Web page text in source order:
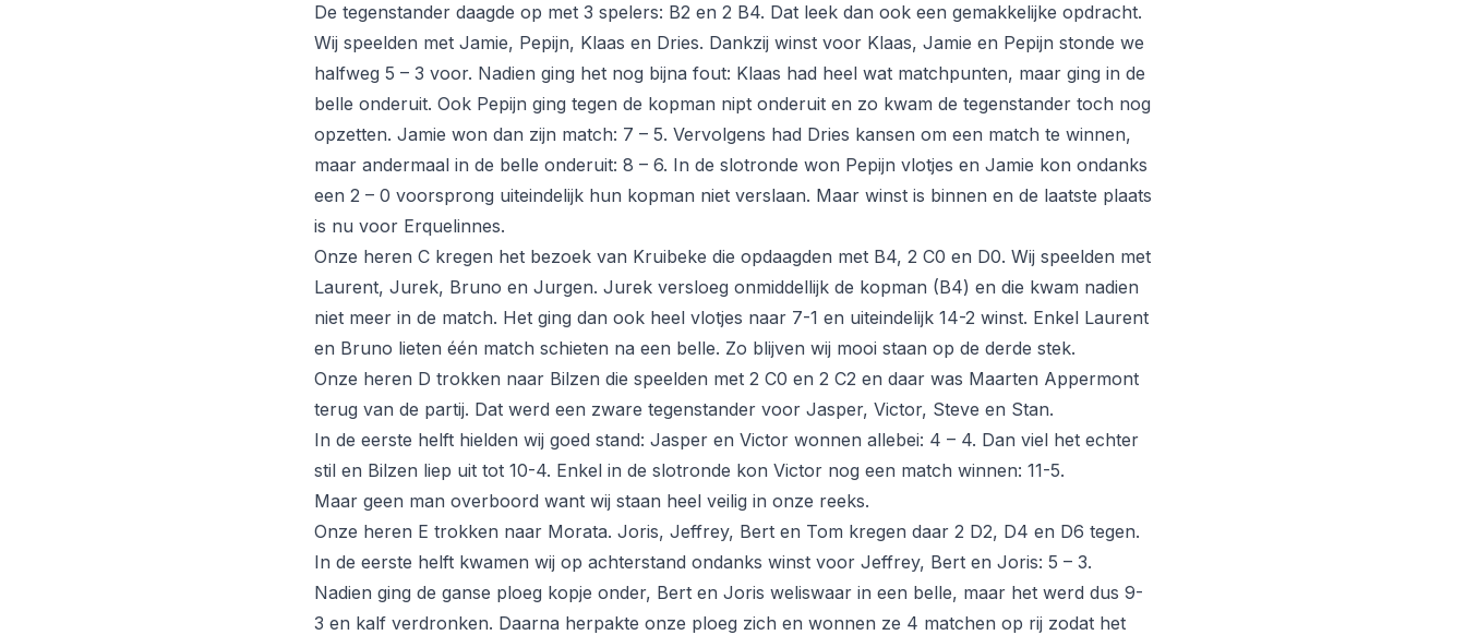
De tegenstander daagde op met 3 spelers: B2 en 2 B4. Dat leek dan ook een gemakkelijke opdracht.
Wij speelden met Jamie, Pepijn, Klaas en Dries. Dankzij winst voor Klaas, Jamie en Pepijn stonde we
halfweg 5 – 3 voor. Nadien ging het nog bijna fout: Klaas had heel wat matchpunten, maar ging in de
belle onderuit. Ook Pepijn ging tegen de kopman nipt onderuit en zo kwam de tegenstander toch nog
opzetten. Jamie won dan zijn match: 7 – 5. Vervolgens had Dries kansen om een match te winnen,
maar andermaal in de belle onderuit: 8 – 6. In de slotronde won Pepijn vlotjes en Jamie kon ondanks
een 2 – 0 voorsprong uiteindelijk hun kopman niet verslaan. Maar winst is binnen en de laatste plaats
is nu voor Erquelinnes.
Onze heren C kregen het bezoek van Kruibeke die opdaagden met B4, 2 C0 en D0. Wij speelden met
Laurent, Jurek, Bruno en Jurgen. Jurek versloeg onmiddellijk de kopman (B4) en die kwam nadien
niet meer in de match. Het ging dan ook heel vlotjes naar 7-1 en uiteindelijk 14-2 winst. Enkel Laurent
en Bruno lieten één match schieten na een belle. Zo blijven wij mooi staan op de derde stek.
Onze heren D trokken naar Bilzen die speelden met 2 C0 en 2 C2 en daar was Maarten Appermont
terug van de partij. Dat werd een zware tegenstander voor Jasper, Victor, Steve en Stan.
In de eerste helft hielden wij goed stand: Jasper en Victor wonnen allebei: 4 – 4. Dan viel het echter
stil en Bilzen liep uit tot 10-4. Enkel in de slotronde kon Victor nog een match winnen: 11-5.
Maar geen man overboord want wij staan heel veilig in onze reeks.
Onze heren E trokken naar Morata. Joris, Jeffrey, Bert en Tom kregen daar 2 D2, D4 en D6 tegen.
In de eerste helft kwamen wij op achterstand ondanks winst voor Jeffrey, Bert en Joris: 5 – 3.
Nadien ging de ganse ploeg kopje onder, Bert en Joris weliswaar in een belle, maar het werd dus 9-
3 en kalf verdronken. Daarna herpakte onze ploeg zich en wonnen ze 4 matchen op rij zodat het